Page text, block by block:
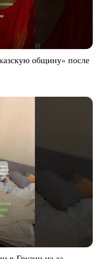
общину» после